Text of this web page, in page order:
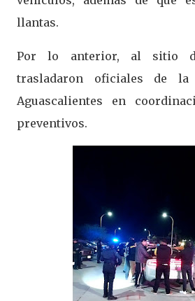
llantas.
Por lo anterior, al sitio
trasladaron oficiales de
Aguascalientes en
preventivos.